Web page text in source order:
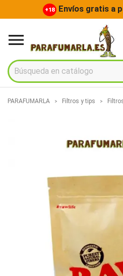
+18 Envíos gratis a

PARAFUMARLA Filtros y tips